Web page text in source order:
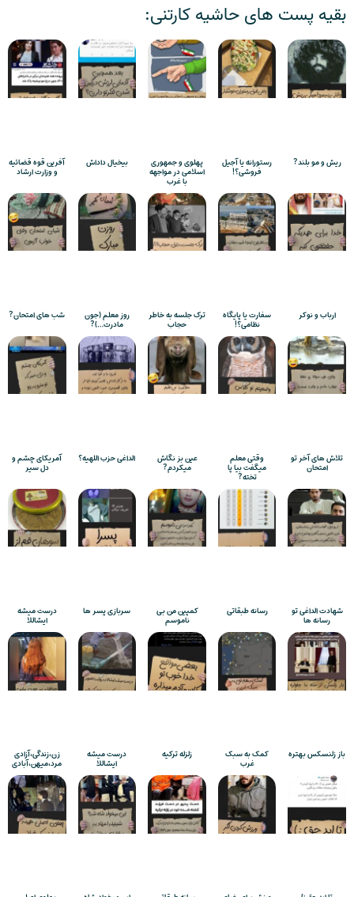
بقیه پست های حاشیه کارتنی:
ریش و مو بلند? رستورانه یا آجیل
فروشی؟!
پهلوی و جمهوری
اسلامی در مواجهه
با غرب
بیخیال داداش آفرین قوه قضائیه
و وزارت ارشاد
ارباب و نوکر سفارت یا پایگاه
نظامی؟!
ترک جلسه به خاطر
حجاب
روز معلم (جون
مادرت…)?
شب های امتحان?
تلاش های آخر تو
امتحان
وقتی معلم
میگفت بیا پا
تخته?
عین بز نگاش
میکردم?
الداغی حزب اللهیه؟ آمریکای چشم و
دل سیر
شهادت الداغی تو
رسانه ها
رسانه طبقاتی کمپین من بی
ناموسم
سربازی پسر ها درست میشه
ایشاللا
باز زلنسکس بهتره کمک به سبک
غرب
زلزله ترکیه درست میشه
ایشاللا
زن،زندگی،آزادی
مرد،میهن،آبادی